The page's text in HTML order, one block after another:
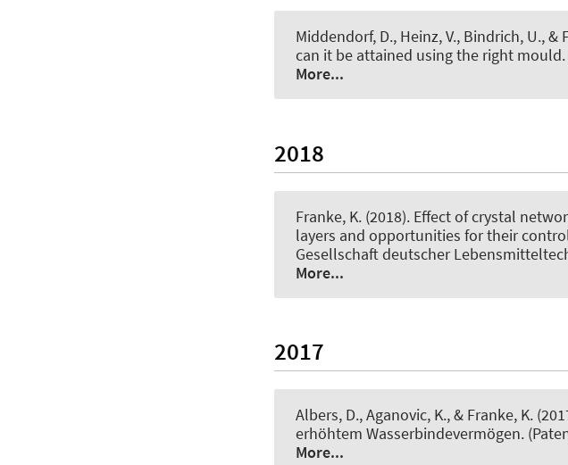
Middendorf, D., Heinz, V., Bindrich, U., &
can it be attained using the right mould.
More...
2018
Franke, K. (2018). Effect of crystal
layers and opportunities for their
Gesellschaft deutscher
More...
2017
Albers, D., Aganovic, K., & Franke, K.
erhöhtem Wasserbindevermögen.
More...